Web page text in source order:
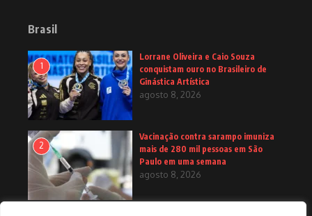
Brasil
1
Lorrane Oliveira e Caio Souza
conquistam ouro no Brasileiro de
Ginástica Artística
agosto 8, 2026
2
Vacinação contra sarampo imuniza
mais de 280 mil pessoas em São
Paulo em uma semana
agosto 8, 2026